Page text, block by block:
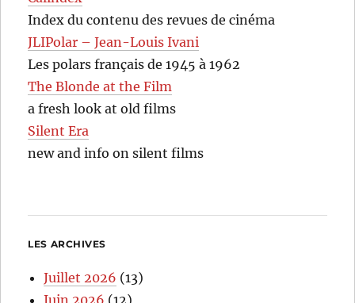
Index du contenu des revues de cinéma
JLIPolar – Jean-Louis Ivani
Les polars français de 1945 à 1962
The Blonde at the Film
a fresh look at old films
Silent Era
new and info on silent films
LES ARCHIVES
Juillet 2026 (13)
Juin 2026 (12)